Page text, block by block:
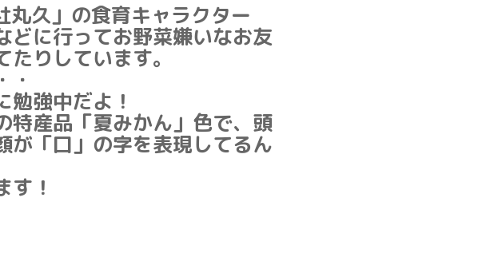
丸久」の食育キャラクター
どに行ってお野菜嫌いなお友
りしています。
強中だよ！
特産品「夏みかん」色で、頭
が「口」の字を表現してるん
す！